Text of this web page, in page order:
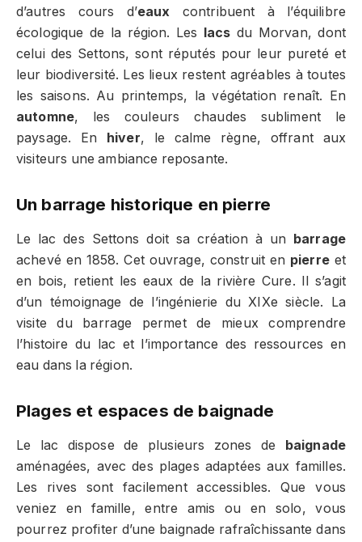
d’autres cours d’eaux contribuent à l’équilibre
écologique de la région. Les
lacs du Morvan, dont
celui des Settons, sont réputés pour leur pureté et
leur biodiversité. Les lieux restent agréables à toutes
les saisons. Au printemps, la végétation renaît. En
automne, les couleurs chaudes subliment le
paysage. En
hiver, le calme règne, offrant aux
visiteurs une ambiance reposante.
Un barrage historique en pierre
Le lac des Settons doit sa création à un
barrage
achevé en 1858. Cet ouvrage, construit en pierreet
en bois, retient les eaux de la rivière Cure. Il s’agit
d’un témoignage de l’ingénierie du XIXe siècle. La
visite du barrage permet de mieux comprendre
l’histoire du lac et l’importance des ressources en
eau dans la région.
Plages et espaces de baignade
Le lac dispose de plusieurs zones de
baignade
aménagées, avec des plages adaptées aux familles.
Les rives sont facilement accessibles. Que vous
veniez en famille, entre amis ou en solo, vous
pourrez profiter d’une baignade rafraîchissante dans